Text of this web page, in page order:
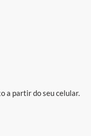
a partir do seu celular.